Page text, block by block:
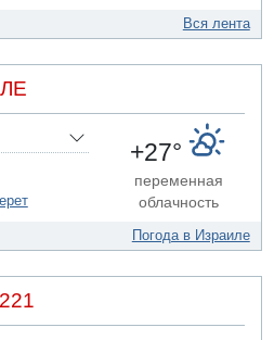
двое маленьких детей
в стену в
в хостеле - Гильбоа
с Йоавом Элиаси
Вся лента
+27°
переменная
облачность
Погода в Израиле